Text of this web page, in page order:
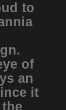
to
of
an
it